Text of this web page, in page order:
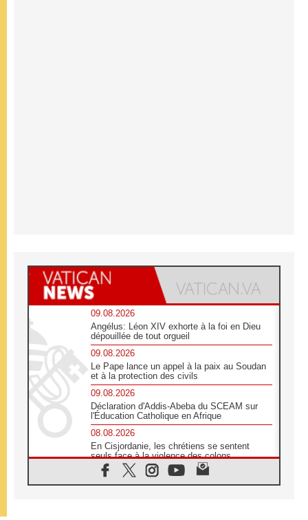
09.08.2026
Angélus: Léon XIV exhorte à la foi en Dieu
dépouillée de tout orgueil
09.08.2026
Le Pape lance un appel à la paix au Soudan
et à la protection des civils
09.08.2026
Déclaration d'Addis-Abeba du SCEAM sur
l'Éducation Catholique en Afrique
08.08.2026
En Cisjordanie, les chrétiens se sentent
seuls face à la violence des colons
08.08.2026
Léon XIV au sanctuaire de Notre Dame du